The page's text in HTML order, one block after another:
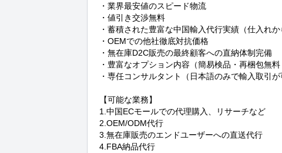
・業界最安値のスピード物流
・値引き交渉無料
・蓄積された豊富な中国輸入代行実績（仕入れ
・OEMでの他社徹底対抗価格
・無在庫D2C販売の最終顧客への直納体制完備
・豊富なオプション内容（簡易検品・再梱包無料
・専任コンサルタント（日本語のみで輸入取引
【可能な業務】
1.中国ECモールでの代理購入、リサーチなど
2.OEM/ODM代行
3.無在庫販売のエンドユーザーへの直送代行
4.FBA納品代行